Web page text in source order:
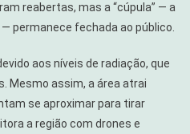
reabertas, mas a “cúpula” — a
permanece fechada ao público.
aos níveis de radiação, que
Mesmo assim, a área atrai
se aproximar para tirar
a região com drones e